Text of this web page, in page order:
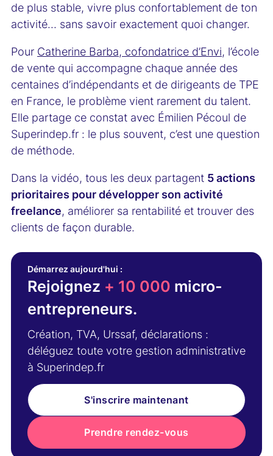
de plus stable, vivre plus confortablement de ton
activité… sans savoir exactement quoi changer.
Pour Catherine Barba, cofondatrice d’Envi, l’école
de vente qui accompagne chaque année des
centaines d’indépendants et de dirigeants de TPE
en France, le problème vient rarement du talent.
Elle partage ce constat avec Émilien Pécoul de
Superindep.fr : le plus souvent, c’est une question
de méthode.
Dans la vidéo, tous les deux partagent 5 actions
prioritaires pour développer son activité
freelance, améliorer sa rentabilité et trouver des
clients de façon durable.
Démarrez aujourd'hui :
Rejoignez + 10 000 micro-
entrepreneurs.
Création, TVA, Urssaf, déclarations :
déléguez toute votre gestion administrative
à Superindep.fr
S'inscrire maintenant
Prendre rendez-vous